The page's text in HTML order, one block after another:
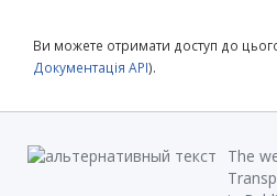
Ви можете отримати доступ до
Документація API).
The